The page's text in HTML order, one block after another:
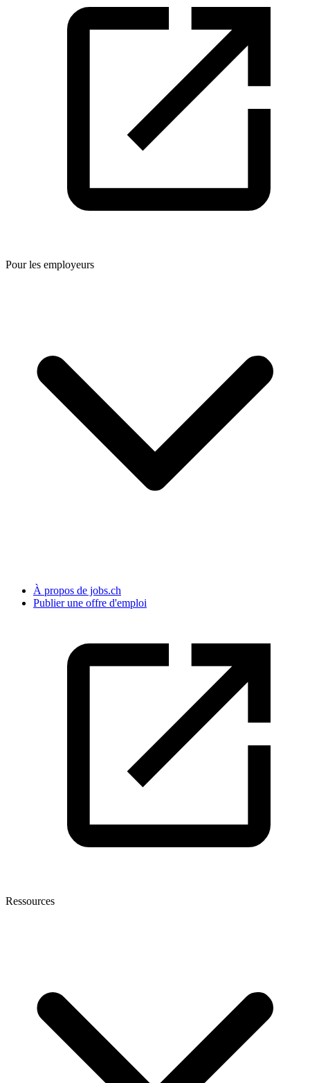
Pour les employeurs
À propos de jobs.ch
Publier une offre d'emploi
Ressources